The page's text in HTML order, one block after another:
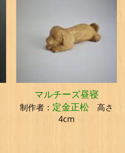
マルチーズ昼寝
制作者： 定金正松
高さ
4cm